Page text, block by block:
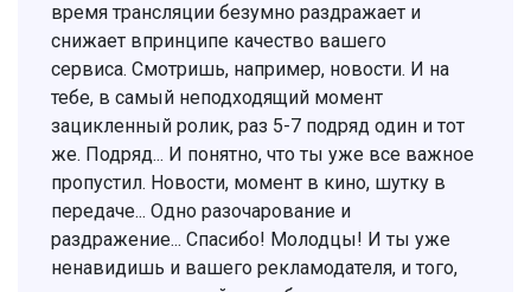
время трансляции безумно раздражает и
снижает впринципе качество вашего
сервиса. Смотришь, например, новости. И на
тебе, в самый неподходящий момент
зацикленный ролик, раз 5-7 подряд один и тот
же. Подряд... И понятно, что ты уже все важное
пропустил. Новости, момент в кино, шутку в
передаче... Одно разочарование и
раздражение... Спасибо! Молодцы! И ты уже
ненавидишь и вашего рекламодателя, и того,